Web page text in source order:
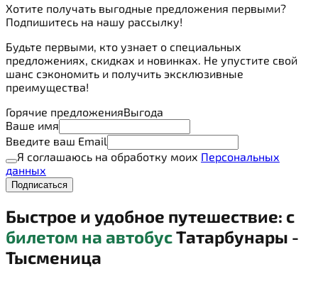
Хотите получать выгодные предложения первыми?
Подпишитесь на нашу рассылку!
Будьте первыми, кто узнает о специальных
предложениях, скидках и новинках. Не упустите свой
шанс сэкономить и получить эксклюзивные
преимущества!
Горячие предложенияВыгода
Ваше имя
Введите ваш Email
Я соглашаюсь на обработку моих Персональных
данных
Подписаться
Быстрое и удобное путешествие: с
билетом на автобусТатарбунары -
Тысменица